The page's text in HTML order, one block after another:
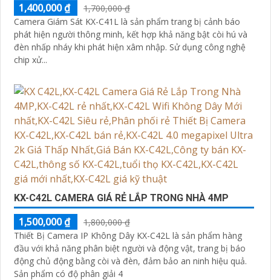
1,400,000 ₫
1,700,000 ₫
Camera Giám Sát KX-C41L là sản phẩm trang bị cảnh báo
phát hiện người thông minh, kết hợp khả năng bật còi hú và
đèn nhấp nháy khi phát hiện xâm nhập. Sử dụng công nghệ
chip xử...
KX-C42L CAMERA GIÁ RẺ LẮP TRONG NHÀ 4MP
1,500,000 ₫
1,800,000 ₫
Thiết Bị Camera IP Không Dây KX-C42L là sản phẩm hàng
đầu với khả năng phân biệt người và động vật, trang bị báo
động chủ động bằng còi và đèn, đảm bảo an ninh hiệu quả.
Sản phẩm có độ phân giải 4